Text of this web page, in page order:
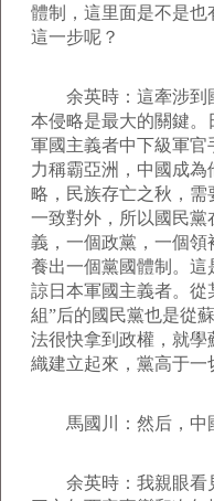
體制，這里面是不是也
這一步呢？
余英時：這牽涉到
本侵略是最大的關鍵。
軍國主義者中下級軍
力稱霸亞洲，中國成
略，民族存亡之秋，需
一致對外，所以國民黨
義，一個政黨，一個領
養出一個黨國體制。這
諒日本軍國主義者。從
組”后的國民黨也是從
法很快拿到政權，就學
織建立起來，黨高于一
馬國川：然后，中國
余英時：我親眼看